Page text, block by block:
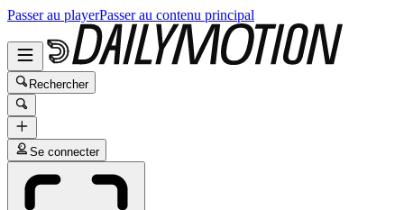
Passer au playerPasser au contenu principal
Rechercher
Se connecter